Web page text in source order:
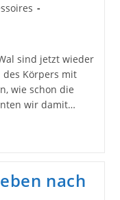
sind jetzt wieder
Körpers mit
wie schon die
wir damit…
nach